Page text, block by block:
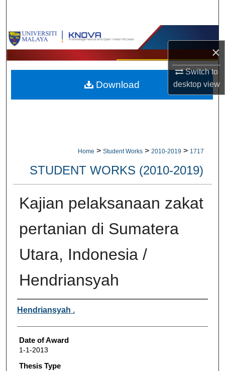
×
Switch to
desktopview
Browse Collections
My Account
About
Home > Student Works > 2010-2019 > 1717
STUDENT WORKS (2010-2019)
Kajian pelaksanaan zakat
pertanian di Sumatera
Utara, Indonesia /
Hendriansyah
Author
Hendriansyah .
Date of Award
1-1-2013
Thesis Type
Download